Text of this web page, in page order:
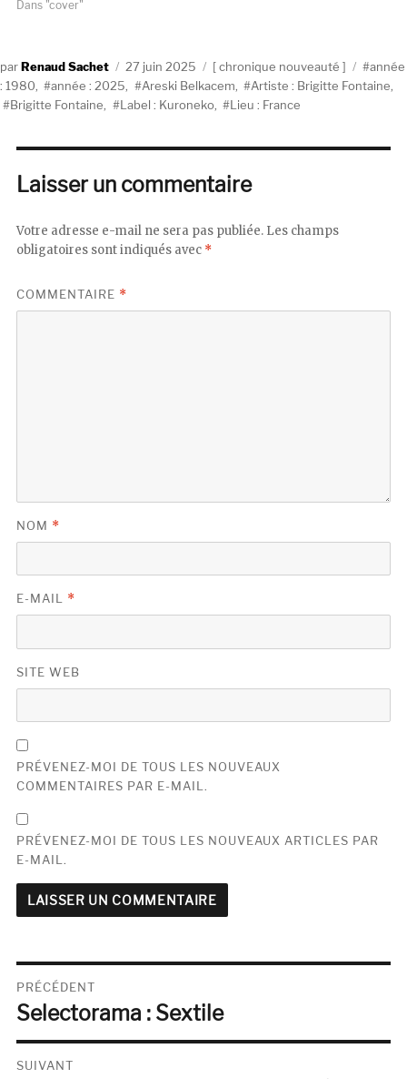
Dans "cover"
AuteurRenaud Sachet
Publié
27 juin 2025 Catégories
chronique nouveauté
année
: 1980
année : 2025 Areski Belkacem Artiste : Brigitte Fontaine
Brigitte Fontaine
Label : Kuroneko Lieu : France
Laisser un commentaire
Votre adresse e-mail ne sera pas publiée. Les champs
obligatoires sont indiqués avec *
COMMENTAIRE *
NOM *
E-MAIL *
SITE WEB
PRÉVENEZ-MOI DE TOUS LES NOUVEAUX
COMMENTAIRES PAR E-MAIL.
PRÉVENEZ-MOI DE TOUS LES NOUVEAUX ARTICLES PAR
E-MAIL.
Navigation
de
l’article
PRÉCÉDENT
Publication
Selectorama : Sextile
SUIVANT